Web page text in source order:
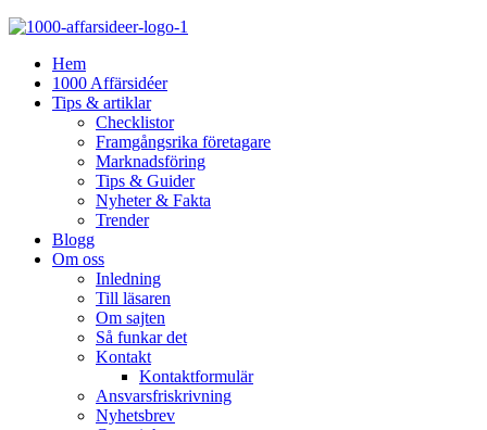
Hem
1000 Affärsidéer
Tips & artiklar
Checklistor
Framgångsrika företagare
Marknadsföring
Tips & Guider
Nyheter & Fakta
Trender
Blogg
Om oss
Inledning
Till läsaren
Om sajten
Så funkar det
Kontakt
Kontaktformulär
Ansvarsfriskrivning
Nyhetsbrev